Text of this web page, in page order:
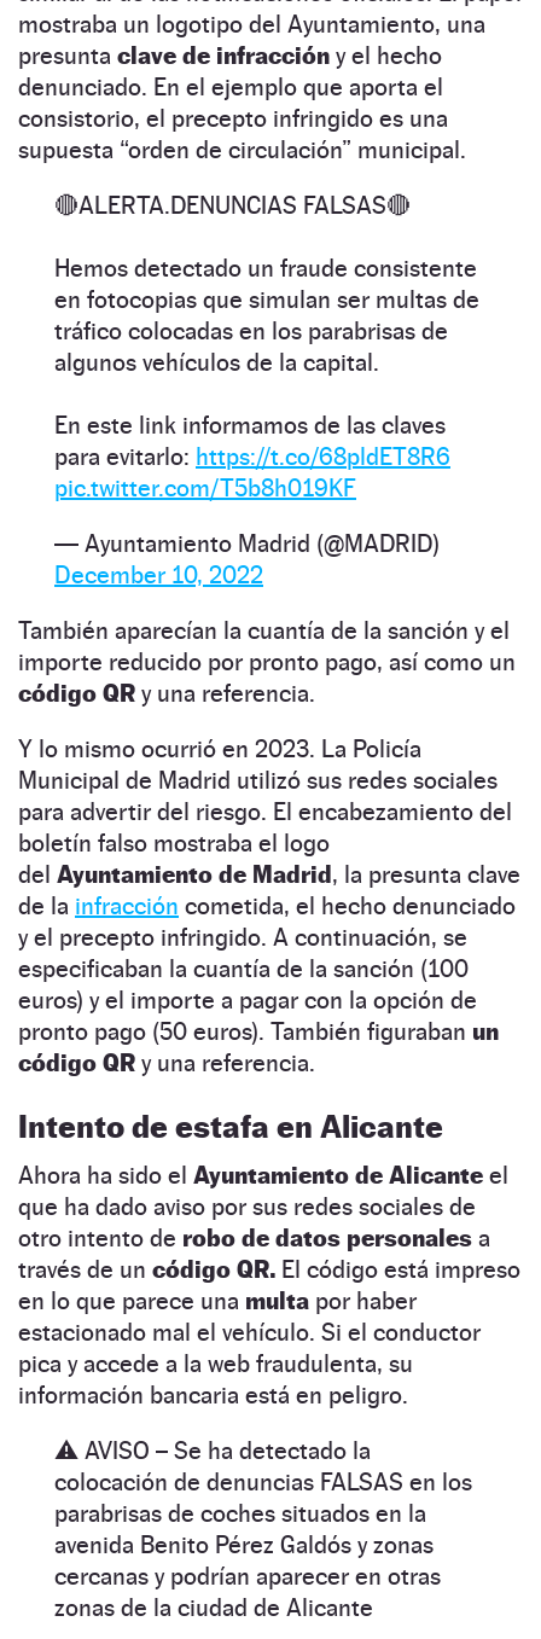
mostraba un logotipo del Ayuntamiento, una
presunta clave de infracción y el hecho
denunciado. En el ejemplo que aporta el
consistorio, el precepto infringido es una
supuesta “orden de circulación” municipal.
🔴ALERTA.DENUNCIAS FALSAS🔴
Hemos detectado un fraude consistente
en fotocopias que simulan ser multas de
tráfico colocadas en los parabrisas de
algunos vehículos de la capital.
En este link informamos de las claves
para evitarlo: https://t.co/68pldET8R6
pic.twitter.com/T5b8h019KF
— Ayuntamiento Madrid (@MADRID)
December 10, 2022
También aparecían la cuantía de la sanción y el
importe reducido por pronto pago, así como un
código QR y una referencia.
Y lo mismo ocurrió en 2023. La Policía
Municipal de Madrid utilizó sus redes sociales
para advertir del riesgo. El encabezamiento del
boletín falso mostraba el logo
del Ayuntamiento de Madrid, la presunta clave
de la infracción cometida, el hecho denunciado
y el precepto infringido. A continuación, se
especificaban la cuantía de la sanción (100
euros) y el importe a pagar con la opción de
pronto pago (50 euros). También figuraban un
código QR y una referencia.
Intento de estafa en Alicante
Ahora ha sido el Ayuntamiento de Alicante el
que ha dado aviso por sus redes sociales de
otro intento de robo de datos personales a
través de un código QR. El código está impreso
en lo que parece una multa por haber
estacionado mal el vehículo. Si el conductor
pica y accede a la web fraudulenta, su
información bancaria está en peligro.
⚠️ AVISO – Se ha detectado la
colocación de denuncias FALSAS en los
parabrisas de coches situados en la
avenida Benito Pérez Galdós y zonas
cercanas y podrían aparecer en otras
zonas de la ciudad de Alicante